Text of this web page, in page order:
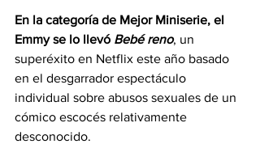
En la categoría de Mejor Miniserie, el
Emmy se lo llevó Bebé reno, un
superéxito en Netflix este año basado
en el desgarrador espectáculo
individual sobre abusos sexuales de un
cómico escocés relativamente
desconocido.